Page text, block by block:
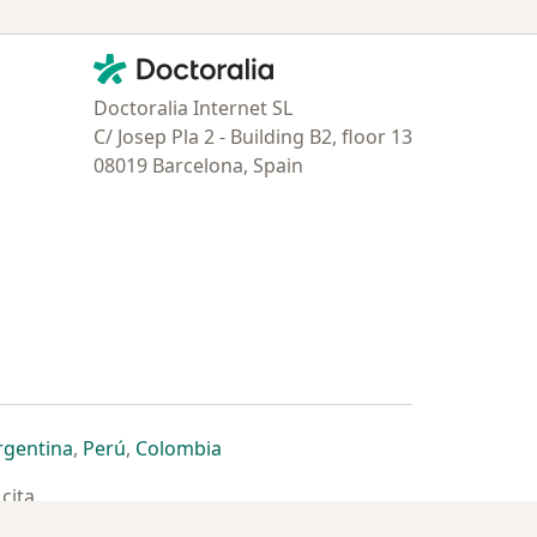
Contacto
Doctoralia - Página de inicio
Doctoralia Internet SL
C/ Josep Pla 2 - Building B2, floor 13
08019 Barcelona, Spain
pestaña
una nueva pestaña
en una nueva pestaña
se abre en una nueva pestaña
, Perúse abre en una nueva pestaña
, Colombiase abre en una nueva pestaña